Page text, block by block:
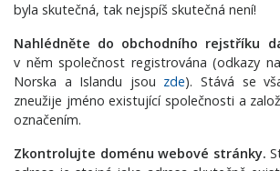
byla skutečná, tak nejspíš skutečná není!
Nahlédněte do obchodního rejstříku
v něm společnost registrována (odkazy
Norska a Islandu jsou zde). Stává se
zneužije jméno existující společnosti a
označením.
Zkontrolujte doménu webové stránky.